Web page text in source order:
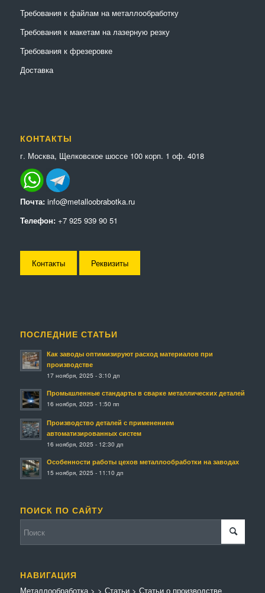
Требования к файлам на металлообработку
Требования к макетам на лазерную резку
Требования к фрезеровке
Доставка
КОНТАКТЫ
г. Москва, Щелковское шоссе 100 корп. 1 оф. 4018
Почта: info@metalloobrabotka.ru
Телефон: +7 925 939 90 51
Контакты Реквизиты
ПОСЛЕДНИЕ СТАТЬИ
Как заводы оптимизируют расход материалов при
производстве
17 ноября, 2025 - 3:10 дп
Промышленные стандарты в сварке металлических деталей
16 ноября, 2025 - 1:50 пп
Производство деталей с применением
автоматизированных систем
16 ноября, 2025 - 12:30 дп
Особенности работы цехов металлообработки на заводах
15 ноября, 2025 - 11:10 дп
ПОИСК ПО САЙТУ
НАВИГАЦИЯ
Металлообработка> > Статьи> Статьи о производстве